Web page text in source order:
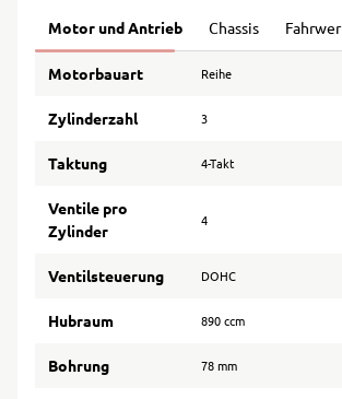
Motor und Antrieb Chassis
Motorbauart Reihe
Zylinderzahl 3
Taktung 4-Takt
Ventile pro
Zylinder
4
Ventilsteuerung DOHC
Hubraum 890 ccm
Bohrung 78 mm